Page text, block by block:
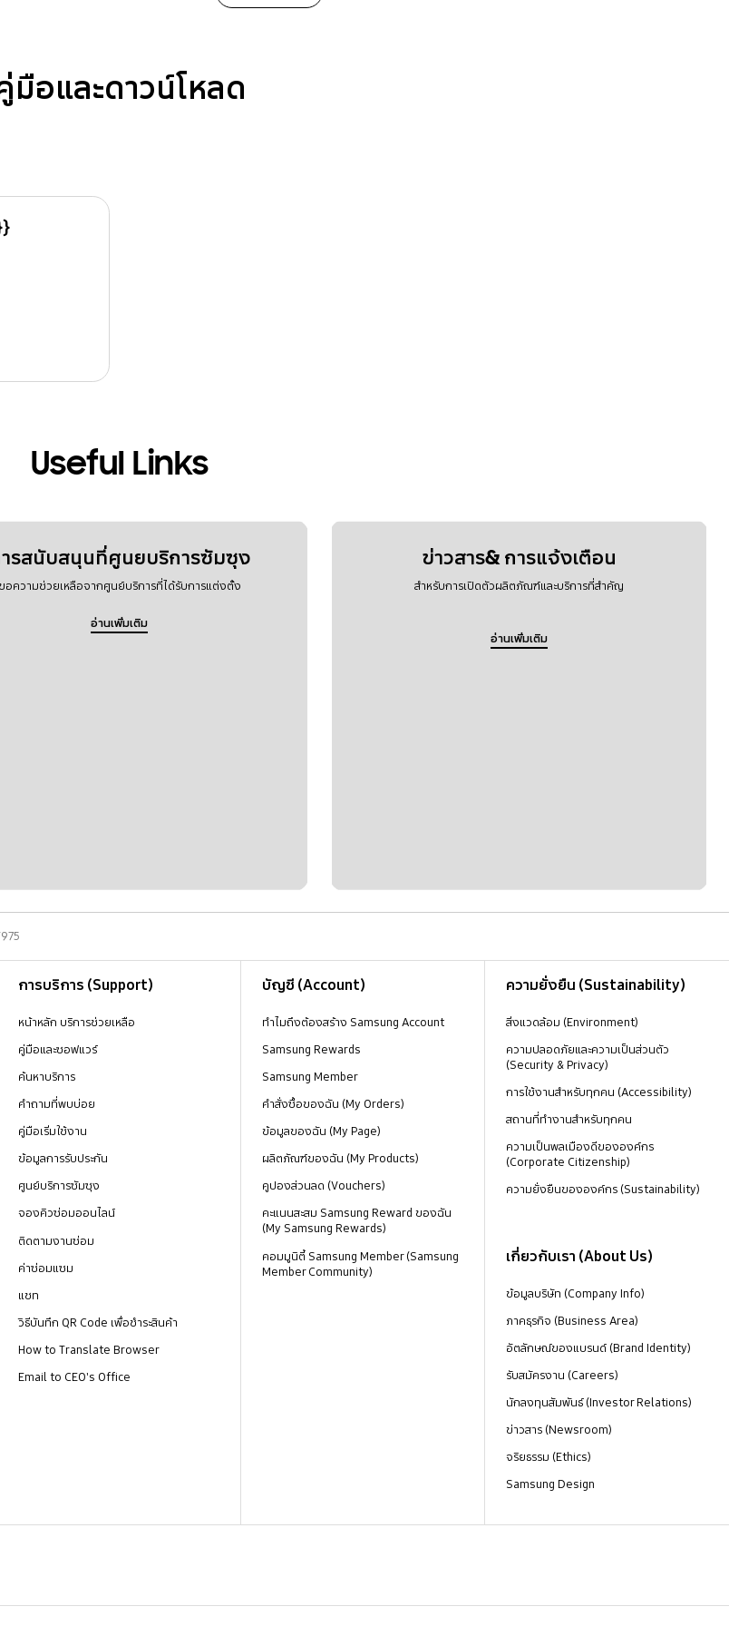
มือและดาวน์โหลด
Useful Links
รสนับสนุนที่ศูนยบริการซัมซุง
อความช่วยเหลือจากศูนย์บริการที่ได้รับการแต่งตั้ง
อ่านเพิ่มเติม
ข่าวสาร& การแจ้งเตือน
สำหรับการเปิดตัวผลิตภัณฑ์และบริการที่สำคัญ
อ่านเพิ่มเติม
การบริการ (Support)
หน้าหลัก บริการช่วยเหลือ
คู่มือและซอฟแวร์
ค้นหาบริการ
คำถามที่พบบ่อย
คู่มือเริ่มใช้งาน
ข้อมูลการรับประกัน
ศูนย์บริการซัมซุง
จองคิวซ่อมออนไลน์
ติดตามงานซ่อม
ค่าซ่อมแซม
แชท
วิธีบันทึก QR Code เพื่อชำระสินค้า
How to Translate Browser
Email to CEO's Office
บัญชี (Account)
ทำไมถึงต้องสร้าง Samsung Account
Samsung Rewards
Samsung Member
คำสั่งซื้อของฉัน (My Orders)
ข้อมูลของฉัน (My Page)
ผลิตภัณฑ์ของฉัน (My Products)
คูปองส่วนลด (Vouchers)
คะแนนสะสม Samsung Reward ของฉัน
(My Samsung Rewards)
คอมมูนิตี้ Samsung Member (Samsung
Member Community)
ความยั่งยืน (Sustainability)
สิ่งแวดล้อม (Environment)
ความปลอดภัยและความเป็นส่วนตัว
(Security & Privacy)
การใช้งานสำหรับทุกคน (Accessibility)
สถานที่ทำงานสำหรับทุกคน
ความเป็นพลเมืองดีขององค์กร
(Corporate Citizenship)
ความยั่งยืนขององค์กร (Sustainability)
เกี่ยวกับเรา (About Us)
ข้อมูลบริษัท (Company Info)
ภาคธุรกิจ (Business Area)
อัตลักษณ์ของแบรนด์ (Brand Identity)
รับสมัครงาน (Careers)
นักลงทุนสัมพันธ์ (Investor Relations)
ข่าวสาร (Newsroom)
จริยธรรม (Ethics)
Samsung Design